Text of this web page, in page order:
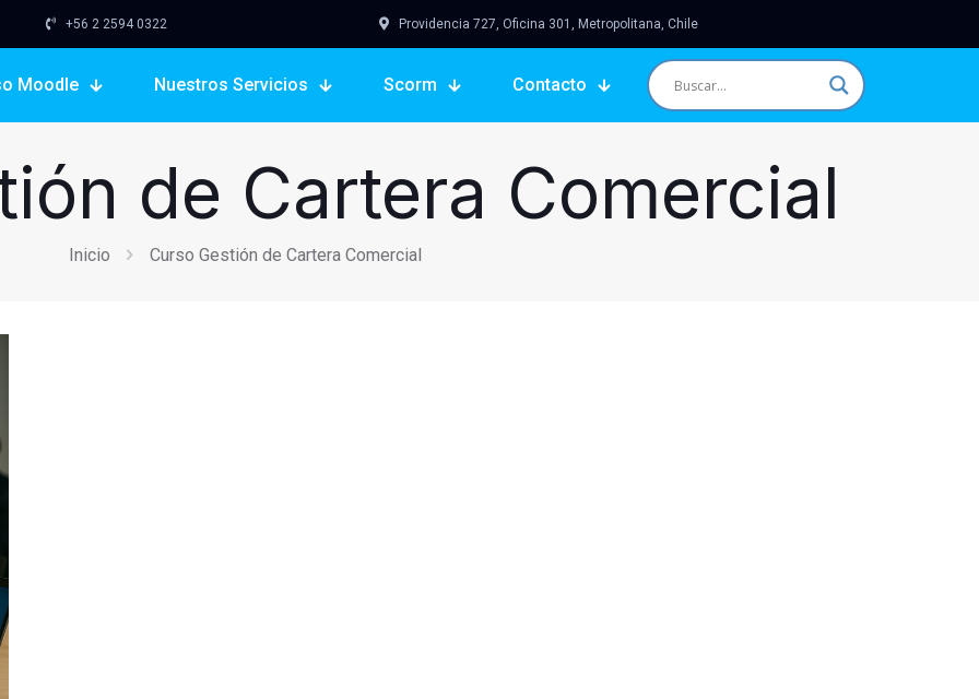
+56 2 2594 0322 Providencia 727, Oficina 301, Metropolitana, Chile
Moodle Nuestros Servicios Scorm Contacto
de Cartera Comercial
Inicio Curso Gestión de Cartera Comercial